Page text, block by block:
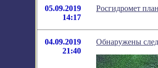
05.09.2019
14:17
Росгидромет
04.09.2019
21:40
Обнаружены